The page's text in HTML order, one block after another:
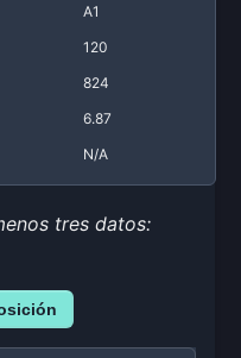
A1
120
824
6.87
N/A
tres datos: